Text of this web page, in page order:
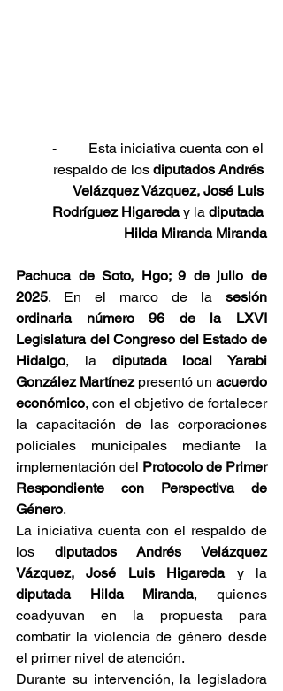
-         Esta iniciativa cuenta con el
respaldo de los diputados Andrés
Velázquez Vázquez, José Luis
Rodríguez Higareda y la diputada
Hilda Miranda Miranda
Pachuca de Soto, Hgo; 9 de julio de
2025. En el marco de la sesión
ordinaria número 96 de la LXVI
Legislatura del Congreso del Estado de
Hidalgo, la diputada local Yarabi
González Martínez presentó un acuerdo
económico, con el objetivo de fortalecer
la capacitación de las corporaciones
policiales municipales mediante la
implementación del Protocolo de Primer
Respondiente con Perspectiva de
Género.
La iniciativa cuenta con el respaldo de
los diputados Andrés Velázquez
Vázquez, José Luis Higareda
diputada Hilda Miranda, quienes
coadyuvan en la propuesta para
combatir la violencia de género desde
el primer nivel de atención.
Durante su intervención, la legisladora